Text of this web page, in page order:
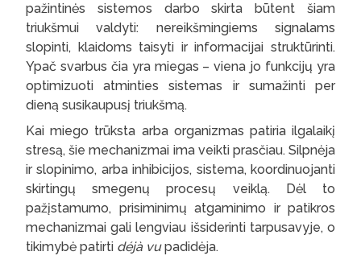
pažintinės sistemos darbo skirta būtent šiam
triukšmui valdyti: nereikšmingiems signalams
slopinti, klaidoms taisyti ir informacijai struktūrinti.
Ypač svarbus čia yra miegas – viena jo funkcijų yra
optimizuoti atminties sistemas ir sumažinti per
dieną susikaupusį triukšmą.
Kai miego trūksta arba organizmas patiria ilgalaikį
stresą, šie mechanizmai ima veikti prasčiau. Silpnėja
ir slopinimo, arba inhibicijos, sistema, koordinuojanti
skirtingų smegenų procesų veiklą. Dėl to
pažįstamumo, prisiminimų atgaminimo ir patikros
mechanizmai gali lengviau išsiderinti tarpusavyje, o
tikimybė patirti déjà vupadidėja.